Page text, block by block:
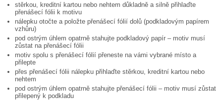
stěrkou, kreditní kartou nebo nehtem důkladně a silně přihlaďte
přenášecí fólii k motivu
nálepku otočte a položte přenášecí fólií dolů (podkladovým papírem
vzhůru)
pod ostrým úhlem opatrně stahujte podkladový papír – motiv musí
zůstat na přenášecí fólii
motiv spolu s přenášecí fólií přeneste na vámi vybrané místo a
přilepte
přes přenášecí fólii nálepku přihlaďte stěrkou, kreditní kartou nebo
nehtem
pod ostrým úhlem opatrně stahujte přenášecí fólii – motiv musí zůstat
přilepený k podkladu